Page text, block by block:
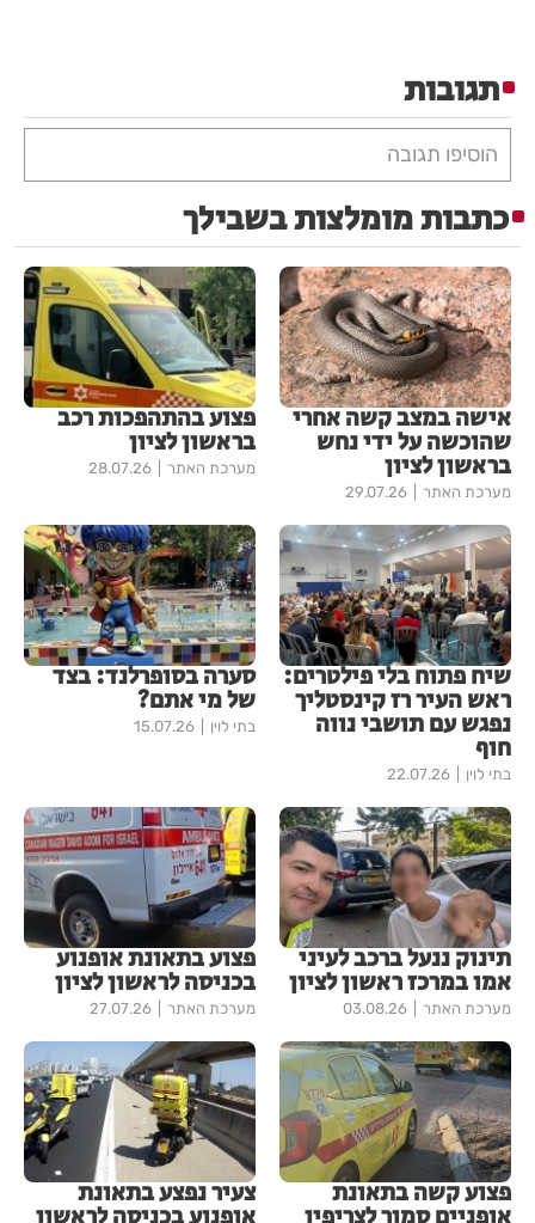
תגובות
הוסיפו תגובה
כתבות מומלצות בשבילך
אישה במצב קשה אחרי
שהוכשה על ידי נחש
בראשון לציון
מערכת האתר 29.07.26
פצוע בהתהפכות רכב
בראשון לציון
מערכת האתר 28.07.26
שיח פתוח בלי פילטרים:
ראש העיר רז קינסטליך
נפגש עם תושבי נווה
חוף
בתי לוין 22.07.26
סערה בסופרלנד: בצד
של מי אתם?
בתי לוין 15.07.26
תינוק ננעל ברכב לעיני
אמו במרכז ראשון לציון
מערכת האתר 03.08.26
פצוע בתאונת אופנוע
בכניסה לראשון לציון
מערכת האתר 27.07.26
פצוע קשה בתאונת צעיר נפצע בתאונת